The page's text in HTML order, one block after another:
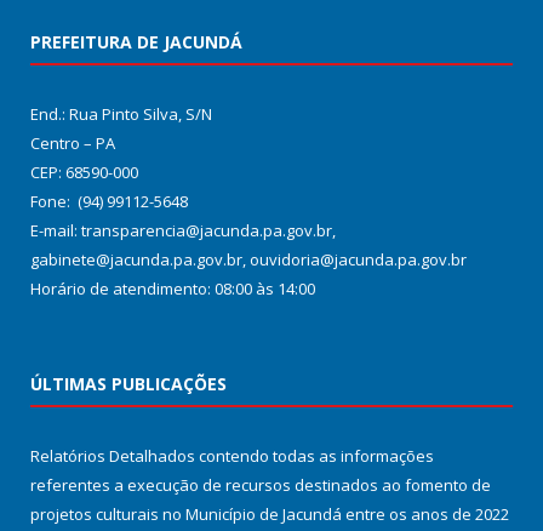
PREFEITURA DE JACUNDÁ
End.: Rua Pinto Silva, S/N
Centro – PA
CEP: 68590-000
Fone: (94) 99112-5648
E-mail: transparencia@jacunda.pa.gov.br,
gabinete@jacunda.pa.gov.br, ouvidoria@jacunda.pa.gov.br
Horário de atendimento: 08:00 às 14:00
ÚLTIMAS PUBLICAÇÕES
Relatórios Detalhados contendo todas as informações
referentes a execução de recursos destinados ao fomento de
projetos culturais no Município de Jacundá entre os anos de 2022